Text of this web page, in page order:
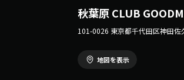
秋葉原 CLUB
101-0026 東京都千代田区神田佐
地図を表示